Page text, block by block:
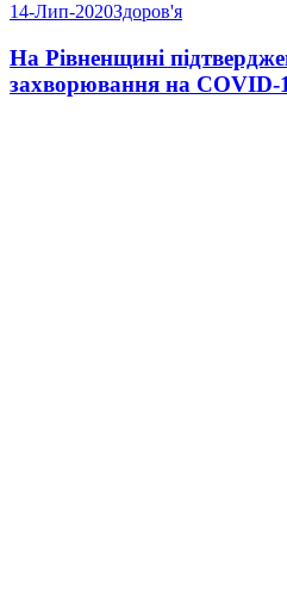
14-Лип-2020Здоров'я
На Рівненщині
захворювання на COVID-